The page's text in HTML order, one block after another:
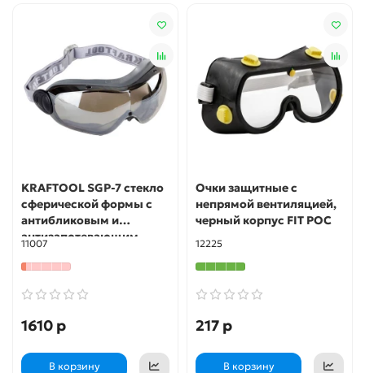
KRAFTOOL SGP-7 стекло
сферической формы с
антибликовым и
антизапотевающим
покрытием, обтюратор
из TPR, непрямая
вентиляция, защитные
очки (11007)
11007
1610 р
В корзину
Очки защитные с
непрямой вентиляцией,
черный корпус FIT РОС
12225
217 р
В корзину